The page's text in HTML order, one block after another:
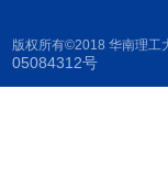
版权所有©2018 华南理工
05084312号